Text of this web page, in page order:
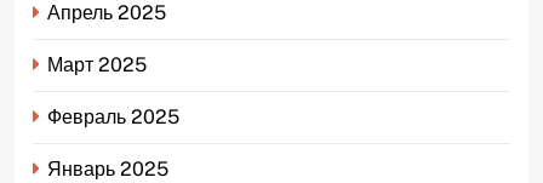
Апрель 2025
Март 2025
Февраль 2025
Январь 2025